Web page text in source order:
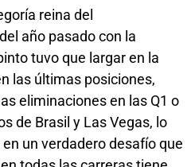
reina del
año pasado con la
tuvo que largar en la
las últimas posiciones,
eliminaciones en las Q1 o
de Brasil y Las Vegas, lo
un verdadero desafío que